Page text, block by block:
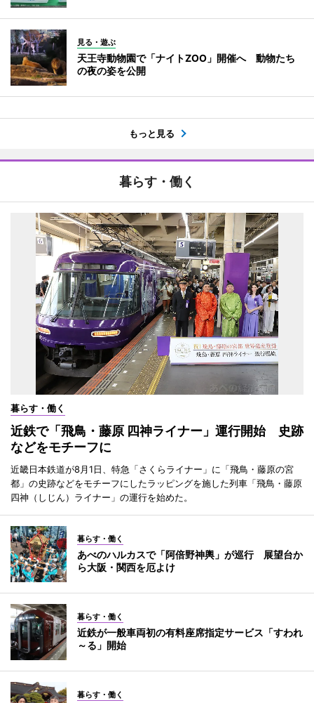
見る・遊ぶ
天王寺動物園で「ナイトZOO」開催へ 動物たち
の夜の姿を公開
もっと見る
暮らす・働く
暮らす・働く
近鉄で「飛鳥・藤原 四神ライナー」運行開始 史跡
などをモチーフに
近畿日本鉄道が8月1日、特急「さくらライナー」に「飛鳥・藤原の宮
都」の史跡などをモチーフにしたラッピングを施した列車「飛鳥・藤原
四神（しじん）ライナー」の運行を始めた。
暮らす・働く
あべのハルカスで「阿倍野神輿」が巡行 展望台か
ら大阪・関西を厄よけ
暮らす・働く
近鉄が一般車両初の有料座席指定サービス「すわれ
～る」開始
暮らす・働く